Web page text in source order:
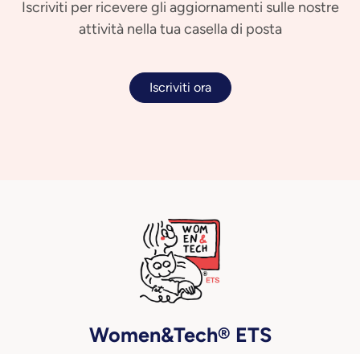
Iscriviti per ricevere gli aggiornamenti sulle nostre
attività nella tua casella di posta
Iscriviti ora
Women&Tech® ETS